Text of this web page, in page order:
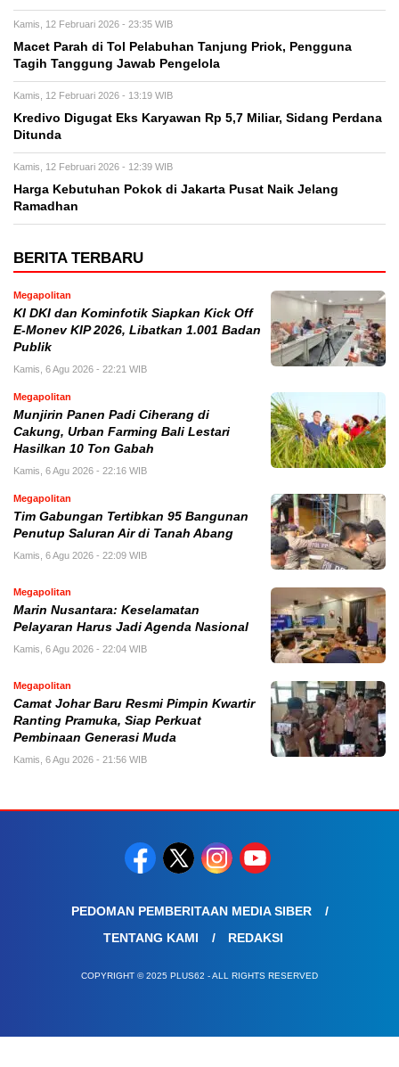
Kamis, 12 Februari 2026 - 23:35 WIB
Macet Parah di Tol Pelabuhan Tanjung Priok, Pengguna
Tagih Tanggung Jawab Pengelola
Kamis, 12 Februari 2026 - 13:19 WIB
Kredivo Digugat Eks Karyawan Rp 5,7 Miliar, Sidang Perdana
Ditunda
Kamis, 12 Februari 2026 - 12:39 WIB
Harga Kebutuhan Pokok di Jakarta Pusat Naik Jelang
Ramadhan
BERITA TERBARU
Megapolitan
KI DKI dan Kominfotik Siapkan Kick Off
E-Monev KIP 2026, Libatkan 1.001 Badan
Publik
Kamis, 6 Agu 2026 - 22:21 WIB
Megapolitan
Munjirin Panen Padi Ciherang di
Cakung, Urban Farming Bali Lestari
Hasilkan 10 Ton Gabah
Kamis, 6 Agu 2026 - 22:16 WIB
Megapolitan
Tim Gabungan Tertibkan 95 Bangunan
Penutup Saluran Air di Tanah Abang
Kamis, 6 Agu 2026 - 22:09 WIB
Megapolitan
Marin Nusantara: Keselamatan
Pelayaran Harus Jadi Agenda Nasional
Kamis, 6 Agu 2026 - 22:04 WIB
Megapolitan
Camat Johar Baru Resmi Pimpin Kwartir
Ranting Pramuka, Siap Perkuat
Pembinaan Generasi Muda
Kamis, 6 Agu 2026 - 21:56 WIB
PEDOMAN PEMBERITAAN MEDIA SIBER
TENTANG KAMI
REDAKSI
COPYRIGHT © 2025 PLUS62 - ALL RIGHTS RESERVED